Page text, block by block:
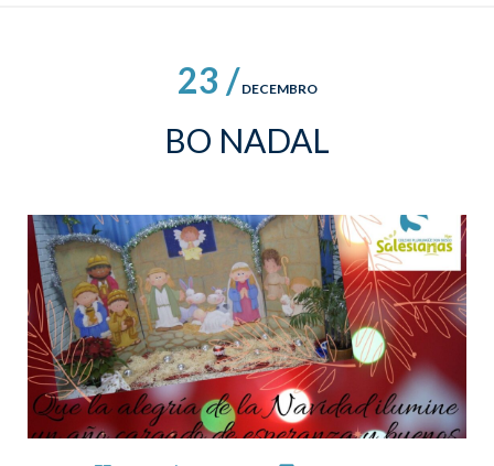
23 / DECEMBRO
BO NADAL